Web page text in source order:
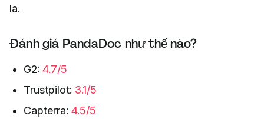
la.
Đánh giá PandaDoc như thế nào?
G2: 4.7/5
Trustpilot: 3.1/5
Capterra: 4.5/5